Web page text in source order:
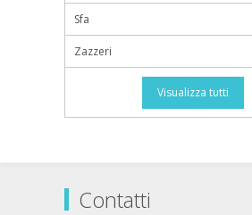
Sfa
Zazzeri
Visualizza tutti
Contatti